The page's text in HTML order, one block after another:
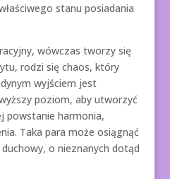
stanu posiadania
wówczas tworzy się
rodzi się chaos, który
wyjściem jest
poziom, aby utworzyć
powstanie harmonia,
Taka para może osiągnąć
o nieznanych dotąd